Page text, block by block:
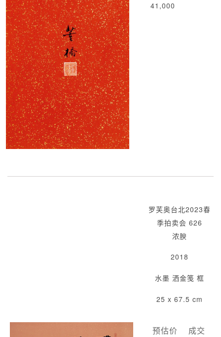
41,000
罗芙奥台北2023春
季拍卖会 626
浓腴
2018
水墨 洒金笺 框
25 x 67.5 cm
预估价
成交